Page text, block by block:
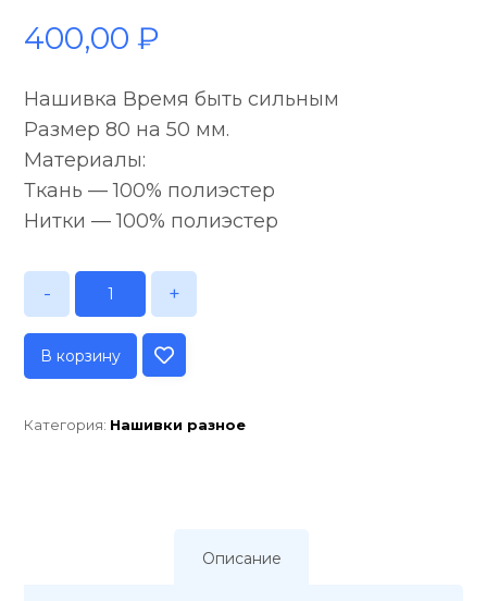
400,00₽
Нашивка Время быть сильным
Размер 80 на 50 мм.
Материалы:
Ткань — 100% полиэстер
Нитки — 100% полиэстер
- +
В корзину
Категория: Нашивки разное
Описание